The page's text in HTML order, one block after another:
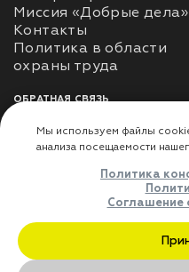
Миссия «Добрые дела»
Контакты
Политика в области
ОБРАТНАЯ СВЯЗЬ
Использование
использования личных
Оферта
ДЛЯ ПАРТНЁРОВ